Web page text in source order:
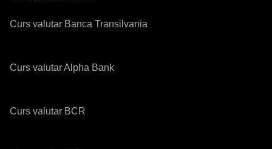
Curs valutar Banca Transilvania
Curs valutar Alpha Bank
Curs valutar BCR